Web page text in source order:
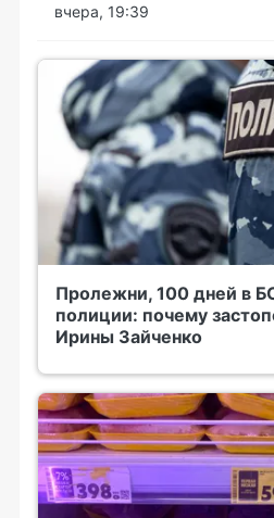
вчера, 19:39
Пролежни, 100 дней в
полиции: почему
Ирины Зайченко